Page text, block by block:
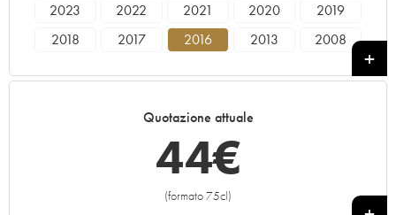
2023 2022 2021 2020
2019
2018
2017 2016 2013 2008
Quotazione attuale
44€
(formato 75cl)